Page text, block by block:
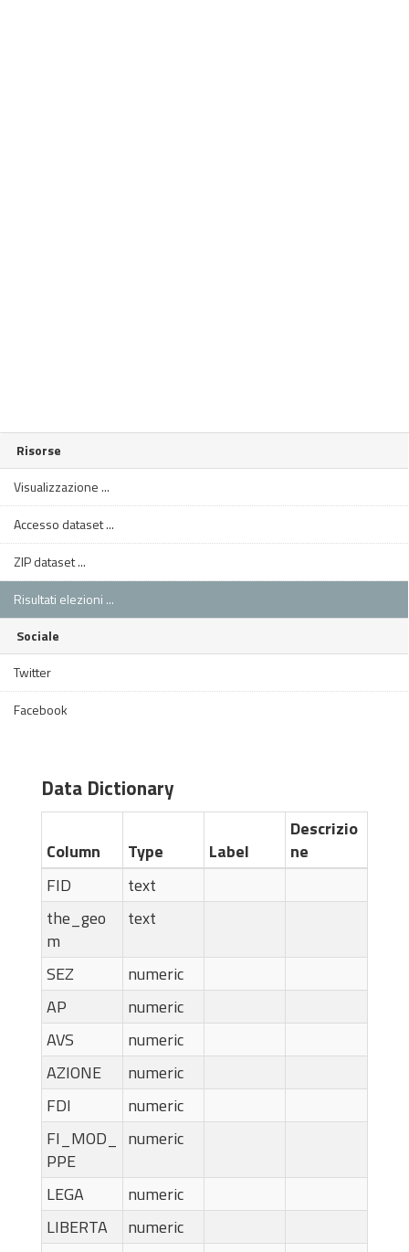
Risorse
Visualizzazione ...
Accesso dataset ...
ZIP dataset ...
Risultati elezioni ...
Sociale
Twitter
Facebook
Data Dictionary
Column Type Label
Descrizio
ne
FID
text
the_geo
m
text
SEZ
numeric
AP
numeric
AVS
numeric
AZIONE
numeric
FDI
numeric
FI_MOD_
PPE
numeric
LEGA
numeric
LIBERTA
numeric